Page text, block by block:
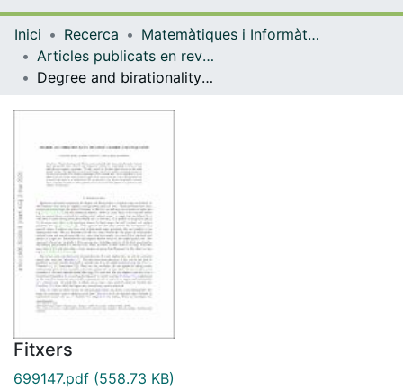
Navega per tot el DD
Com publicar
Inici Recerca
Matemàtiques i Informàtica
Articles publicats en revistes (Matemàtiques i Informàtica)
Degree and birationality of multi-graded rational maps
Fitxers
699147.pdf (558.73 KB)